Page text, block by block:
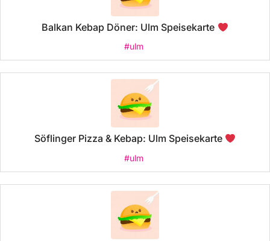
Balkan Kebap Döner: Ulm Speisekarte
#ulm
Söflinger Pizza & Kebap: Ulm Speisekarte
#ulm